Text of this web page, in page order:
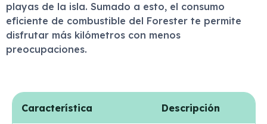
playas de la isla. Sumado a esto, el consumo
eficiente de combustible del Forester te permite
disfrutar más kilómetros con menos
preocupaciones.
Característica Descripción